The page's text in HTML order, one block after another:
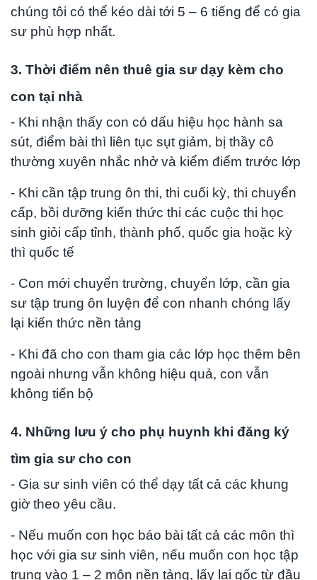
chúng tôi có thể kéo dài tới 5 – 6 tiếng để có gia
sư phù hợp nhất.
3. Thời điểm nên thuê gia sư dạy kèm cho
con tại nhà
- Khi nhận thấy con có dấu hiệu học hành sa
sút, điểm bài thì liên tục sụt giảm, bị thầy cô
thường xuyên nhắc nhở và kiểm điểm trước lớp
- Khi cần tập trung ôn thi, thi cuối kỳ, thi chuyển
cấp, bồi dưỡng kiến thức thi các cuộc thi học
sinh giỏi cấp tỉnh, thành phố, quốc gia hoặc kỳ
thì quốc tế
- Con mới chuyển trường, chuyển lớp, cần gia
sư tập trung ôn luyện để con nhanh chóng lấy
lại kiến thức nền tảng
- Khi đã cho con tham gia các lớp học thêm bên
ngoài nhưng vẫn không hiệu quả, con vẫn
không tiến bộ
4. Những lưu ý cho phụ huynh khi đăng ký
tìm gia sư cho con
- Gia sư sinh viên có thể dạy tất cả các khung
giờ theo yêu cầu.
- Nếu muốn con học báo bài tất cả các môn thì
học với gia sư sinh viên, nếu muốn con học tập
trung vào 1 – 2 môn nền tảng, lấy lại gốc từ đầu